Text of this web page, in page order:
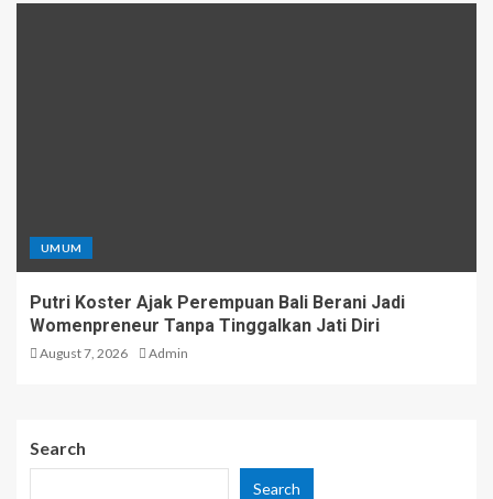
UMUM
Putri Koster Ajak Perempuan Bali Berani Jadi
Womenpreneur Tanpa Tinggalkan Jati Diri
August 7, 2026 Admin
Search
Search